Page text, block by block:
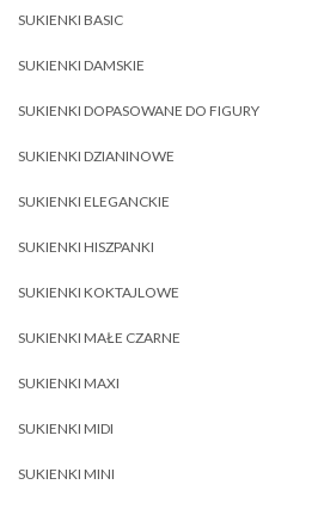
SUKIENKI BASIC
SUKIENKI DAMSKIE
SUKIENKI DOPASOWANE DO FIGURY
SUKIENKI DZIANINOWE
SUKIENKI ELEGANCKIE
SUKIENKI HISZPANKI
SUKIENKI KOKTAJLOWE
SUKIENKI MAŁE CZARNE
SUKIENKI MAXI
SUKIENKI MIDI
SUKIENKI MINI